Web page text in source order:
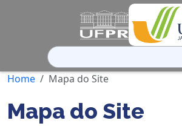
Pesquisar
por:
Home
Mapa do Site
Mapa do Site